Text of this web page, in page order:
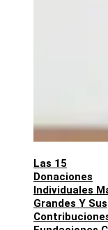
Las 15
Donaciones
Individuales
Grandes Y Sus